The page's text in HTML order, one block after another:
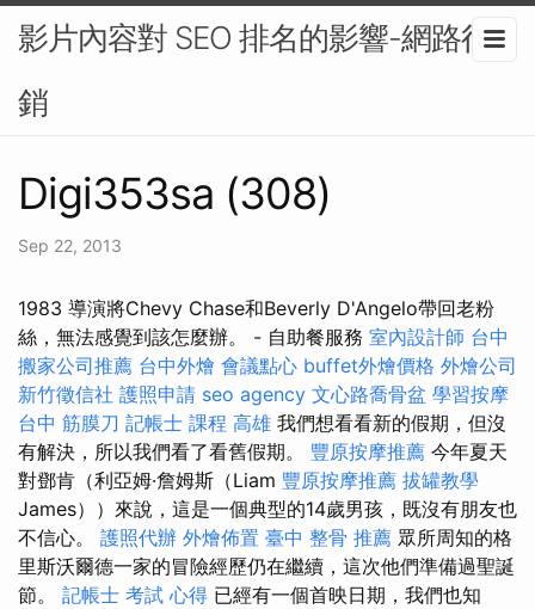
影片內容對 SEO 排名的影響-網路行
銷
Digi353sa (308)
Sep 22, 2013
1983 導演將Chevy Chase和Beverly D'Angelo帶回老粉
絲，無法感覺到該怎麼辦。 - 自助餐服務 室內設計師 台中
搬家公司推薦 台中外燴 會議點心 buffet外燴價格 外燴公司
新竹徵信社 護照申請 seo agency 文心路喬骨盆 學習按摩
台中 筋膜刀 記帳士 課程 高雄 我們想看看新的假期，但沒
有解決，所以我們看了看舊假期。 豐原按摩推薦 今年夏天
對鄧肯（利亞姆·詹姆斯（Liam 豐原按摩推薦 拔罐教學
James））來說，這是一個典型的14歲男孩，既沒有朋友也
不信心。 護照代辦 外燴佈置 臺中 整骨 推薦 眾所周知的格
里斯沃爾德一家的冒險經歷仍在繼續，這次他們準備過聖誕
節。 記帳士 考試 心得 已經有一個首映日期，我們也知